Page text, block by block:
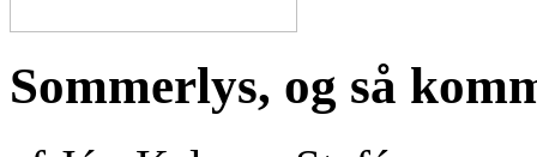
Sommerlys, og så